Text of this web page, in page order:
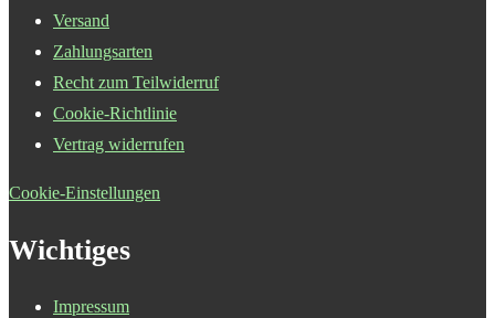
Versand
Zahlungsarten
Recht zum Teilwiderruf
Cookie-Richtlinie
Vertrag widerrufen
Cookie-Einstellungen
Wichtiges
Impressum